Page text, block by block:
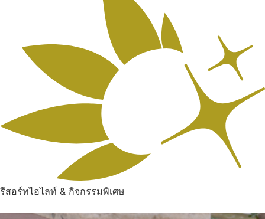
รีสอร์ทไฮไลท์ & กิจกรรมพิเศษ